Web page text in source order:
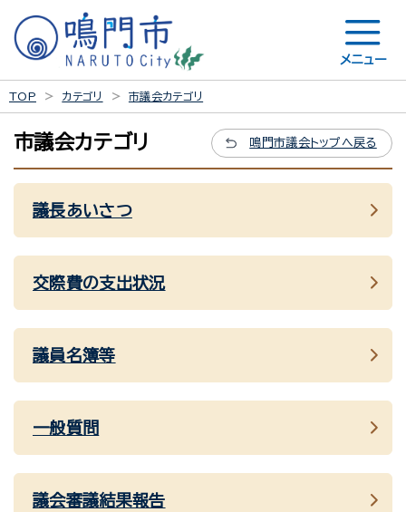
メニュー
TOP カテゴリ 市議会カテゴリ
市議会カテゴリ 鳴門市議会トップへ戻る
議長あいさつ
交際費の支出状況
議員名簿等
一般質問
議会審議結果報告